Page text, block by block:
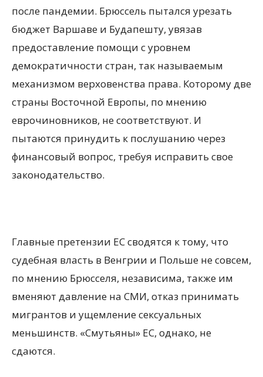
после пандемии. Брюссель пытался урезать
бюджет Варшаве и Будапешту, увязав
предоставление помощи с уровнем
демократичности стран, так называемым
механизмом верховенства права. Которому две
страны Восточной Европы, по мнению
еврочиновников, не соответствуют. И
пытаются принудить к послушанию через
финансовый вопрос, требуя исправить свое
законодательство.
Главные претензии ЕС сводятся к тому, что
судебная власть в Венгрии и Польше не совсем,
по мнению Брюсселя, независима, также им
вменяют давление на СМИ, отказ принимать
мигрантов и ущемление сексуальных
меньшинств. «Смутьяны» ЕС, однако, не
сдаются.